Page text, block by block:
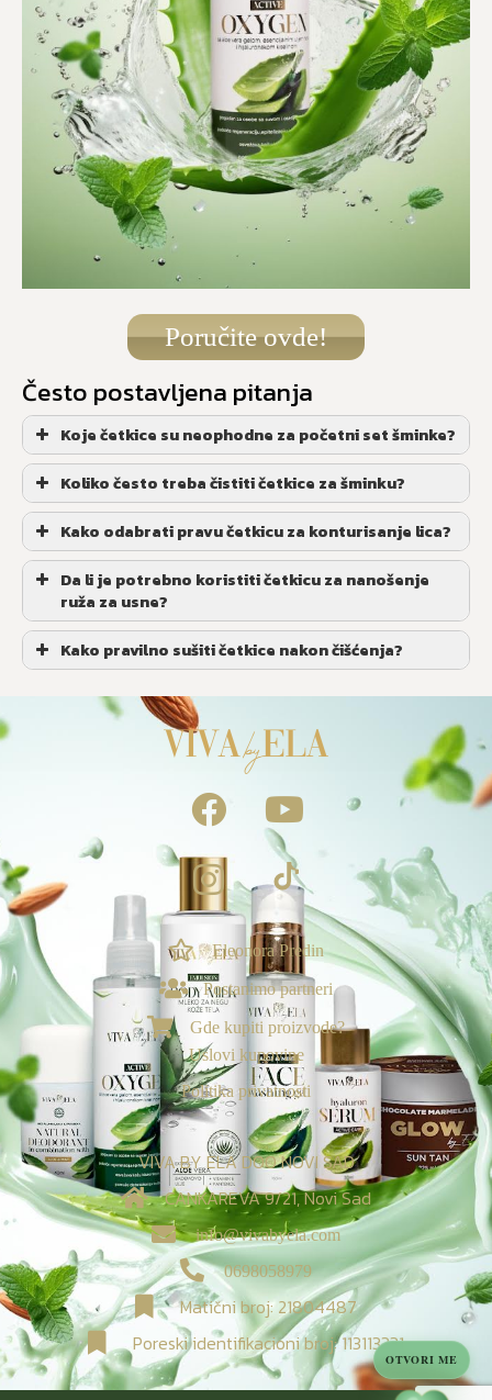
Poručite ovde!
Često postavljena pitanja
Koje četkice su neophodne za početni set šminke?
Koliko često treba čistiti četkice za šminku?
Kako odabrati pravu četkicu za konturisanje lica?
Da li je potrebno koristiti četkicu za nanošenje
ruža za usne?
Kako pravilno sušiti četkice nakon čišćenja?
Eleonora Predin
Postanimo partneri
Gde kupiti proizvode?
Uslovi kupovine
Politika privatnosti
VIVA BY ELA DOO NOVI SAD
CANKAREVA 9/21, Novi Sad
info@vivabyela.com
0698058979
Matični broj: 21804487
Poreski identifikacioni broj: 113113331
OTVORI ME
NAGRADE & POGODNOSTI
Ekskluzivno za vas
Loyalty & Preporuka
Spojite porudžbine i uzmite poklone🎁
›
⭐ Tvoj Viva sistem vernosti ›
✍️
Viva nagrade za recenzije:
Tvoji rezultati donose besplatne proizvode! 🎁
✨
›
🧠 Kviz: Sastavi svoj sistem nege
Personalizovana rutina
›